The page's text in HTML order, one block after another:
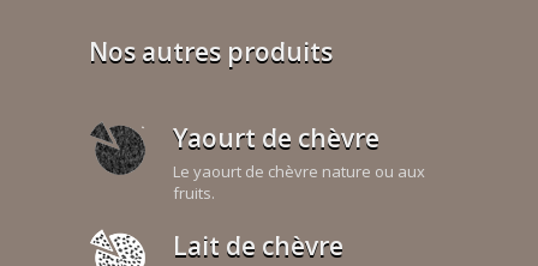
Nos autres produits
Yaourt de chèvre
Le yaourt de chèvre nature ou aux
fruits.
Lait de chèvre